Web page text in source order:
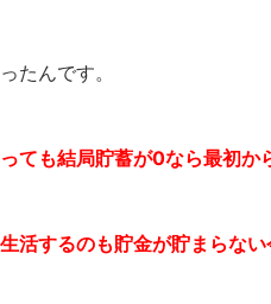
たんです。
ても結局貯蓄が0なら最初か
活するのも貯金が貯まらな